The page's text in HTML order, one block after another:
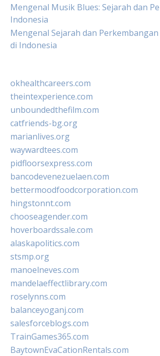
Mengenal Musik Blues: Sejarah dan
Indonesia
Mengenal Sejarah dan
di Indonesia
okhealthcareers.com
theintexperience.com
unboundedthefilm.com
catfriends-bg.org
marianlives.org
waywardtees.com
pidfloorsexpress.com
bancodevenezuelaen.com
bettermoodfoodcorporation.com
hingstonnt.com
chooseagender.com
hoverboardssale.com
alaskapolitics.com
stsmp.org
manoelneves.com
mandelaeffectlibrary.com
roselynns.com
balanceyoganj.com
salesforceblogs.com
TrainGames365.com
BaytownEvaCationRentals.com